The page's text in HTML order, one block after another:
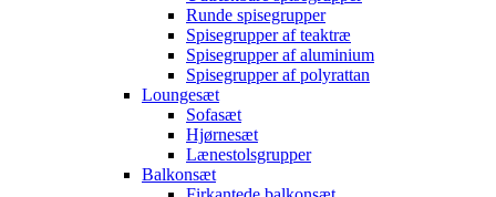
Runde spisegrupper
Spisegrupper af teaktræ
Spisegrupper af aluminium
Spisegrupper af polyrattan
Loungesæt
Sofasæt
Hjørnesæt
Lænestolsgrupper
Balkonsæt